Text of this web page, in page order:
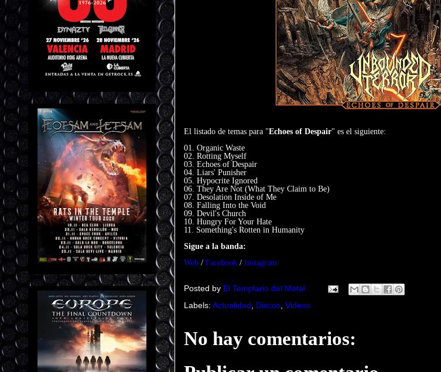
El listado de temas para "Echoes of Despair" es el siguiente:
01. Organic Waste
02. Rotting Myself
03. Echoes of Despair
04. Liars' Punisher
05. Hypocrite Ignored
06. They Are Not (What They Claim to Be)
07. Desolation Inside of Me
08. Falling Into the Void
09. Devil's Church
10. Hungry For Your Hate
11. Something's Rotten in Humanity
Sigue a la banda:
Web / Facebook / Instagram
Posted by El Templario del Metal
Labels: Actualidad Discos Videos
No hay comentarios: